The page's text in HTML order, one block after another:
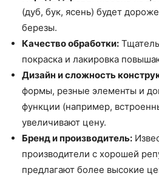
(дуб, бук, ясень) будет
березы.
Качество обработки:
покраска и лакировка
Дизайн и сложность
формы, резные элементы и
функции (например,
увеличивают цену.
Бренд и производитель:
производители с хорошей
предлагают более высокие